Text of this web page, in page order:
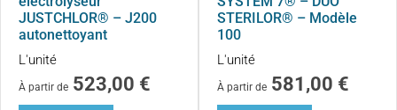
JUSTCHLOR® – J200
autonettoyant
L'unité
À partir de 523,00 €
STERILOR® – Modèle
100
L'unité
À partir de 581,00 €